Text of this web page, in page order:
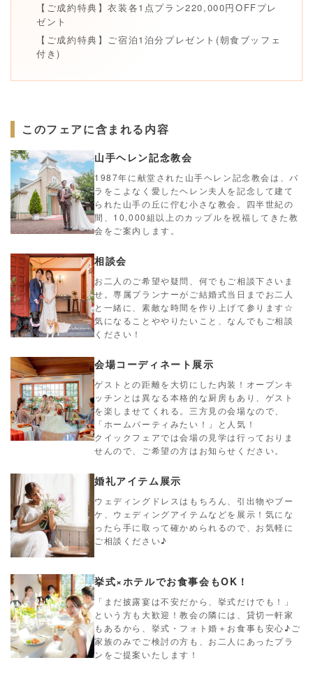
【ご成約特典】衣装各1点プラン220,000円OFFプレ
ゼント
【ご成約特典】ご宿泊1泊分プレゼント(朝食ブッフェ
付き)
このフェアに含まれる内容
山手ヘレン記念教会
1987年に献堂された山手ヘレン記念教会は、バ
ラをこよなく愛したヘレン夫人を記念して建て
られた山手の丘に佇む小さな教会。四半世紀の
間、10,000組以上のカップルを祝福してきた教
会をご案内します。
相談会
お二人のご希望や疑問、何でもご相談下さいま
せ。専属プランナーがご結婚式当日までお二人
と一緒に、素敵な時間を作り上げて参ります☆
気になることややりたいこと、なんでもご相談
ください！
会場コーディネート展示
ゲストとの距離を大切にした内装！オープンキ
ッチンとは異なる本格的な厨房もあり、ゲスト
を楽しませてくれる。三方見の会場なので、
「ホームパーティみたい！」と人気！
クイックフェアでは会場の見学は行っておりま
せんので、ご希望の方はお知らせください。
婚礼アイテム展示
ウェディングドレスはもちろん、引出物やブー
ケ、ウェディングアイテムなどを展示！気にな
ったら手に取って確かめられるので、お気軽に
ご相談ください♪
挙式×ホテルでお食事会もOK！
「まだ披露宴は不安だから、挙式だけでも！」
という方も大歓迎！教会の隣には、貸切一軒家
もあるから、挙式・フォト婚＋お食事も安心♪ご
家族のみでご検討の方も、お二人にあったプラ
ンをご提案いたします！